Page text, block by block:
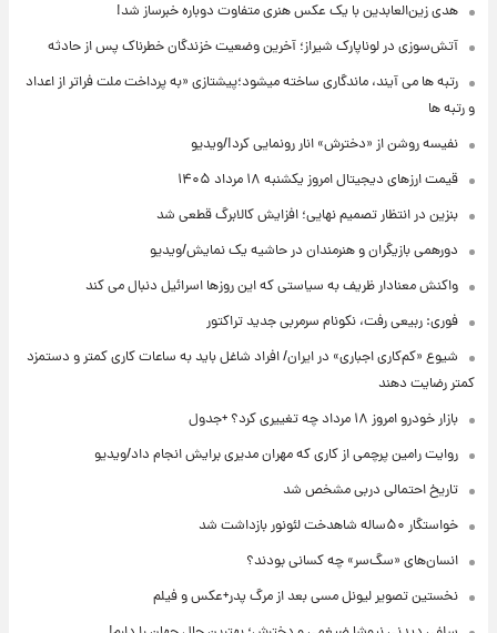
هدی زین‌العابدین با یک عکس هنری متفاوت دوباره خبرساز شد!
آتش‌سوزی در لوناپارک شیراز؛ آخرین وضعیت خزندگان خطرناک پس از حادثه
رتبه ها می آیند، ماندگاری ساخته میشود؛پیشتازی «به پرداخت ملت فراتر از اعداد
و رتبه ها
نفیسه روشن از «دخترش» انار رونمایی کرد!/ویدیو
قیمت ارزهای دیجیتال امروز یکشنبه ۱۸ مرداد ۱۴۰۵
بنزین در انتظار تصمیم نهایی؛ افزایش کالابرگ قطعی شد
دورهمی بازیگران و هنرمندان در حاشیه یک نمایش/ویدیو
واکنش معنادار ظریف به سیاستی که این روزها اسرائیل دنبال می کند
فوری: ربیعی رفت، نکونام سرمربی جدید تراکتور
شیوع «کم‌کاری اجباری» در ایران/ افراد شاغل باید به ساعات کاری کمتر و دستمزد
کمتر رضایت دهند
بازار خودرو امروز ۱۸ مرداد چه تغییری کرد؟ +جدول
روایت رامین پرچمی از کاری که مهران مدیری برایش انجام داد/ویدیو
تاریخ احتمالی دربی مشخص شد
خواستگار ۵۰ساله شاهدخت لئونور بازداشت شد
انسان‌های «سگ‌سر» چه کسانی بودند؟
نخستین تصویر لیونل مسی بعد از مرگ پدر+عکس و فیلم